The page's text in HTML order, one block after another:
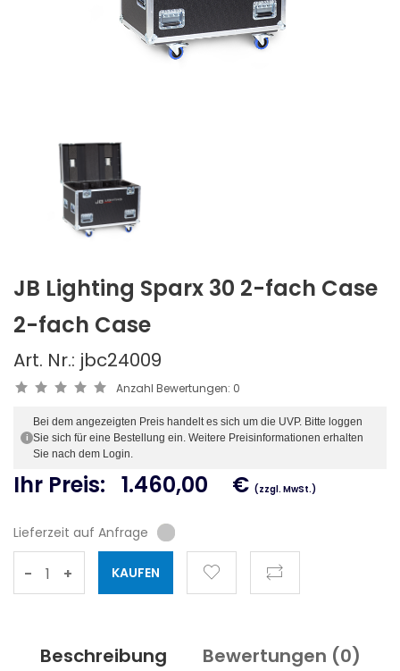
JB Lighting Sparx 30 2-fach Case
2-fach Case
Art. Nr.: jbc24009
Anzahl Bewertungen: 0
i
Bei dem angezeigten Preis handelt es sich um die UVP. Bitte loggen
Sie sich für eine Bestellung ein. Weitere Preisinformationen erhalten
Sie nach dem Login.
Ihr Preis: 1.460,00 € (zzgl. MwSt.)
Lieferzeit auf Anfrage
- +
Beschreibung Bewertungen (0)